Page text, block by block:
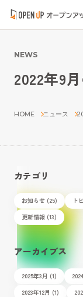
NEWS
2022年9
HOME ニュース
カテゴリ
お知らせ (25) ト
更新情報 (13)
アーカイブス
2025年3月 (1)
2023年12月 (1)